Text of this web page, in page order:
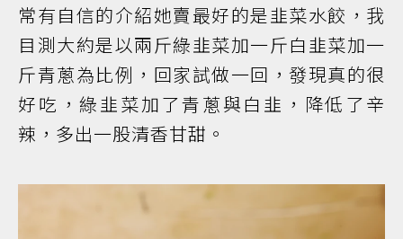
常有自信的介紹她賣最好的是韭菜水餃，我
目測大約是以兩斤綠韭菜加一斤白韭菜加一
斤青蔥為比例，回家試做一回，發現真的很
好吃，綠韭菜加了青蔥與白韭，降低了辛
辣，多出一股清香甘甜。